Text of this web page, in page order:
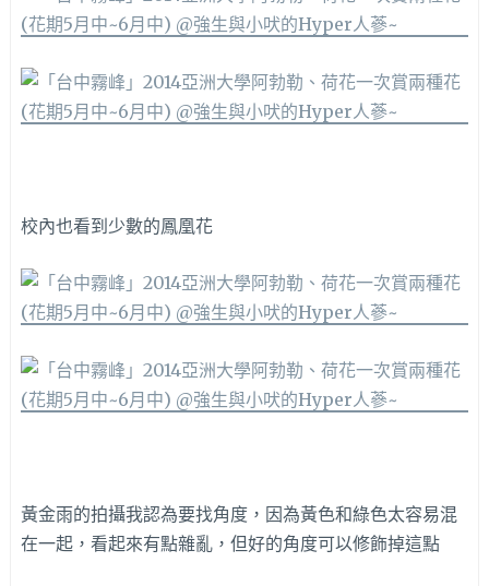
校內也看到少數的鳳凰花
黃金雨的拍攝我認為要找角度，因為黃色和綠色太容易混
在一起，看起來有點雜亂，但好的角度可以修飾掉這點